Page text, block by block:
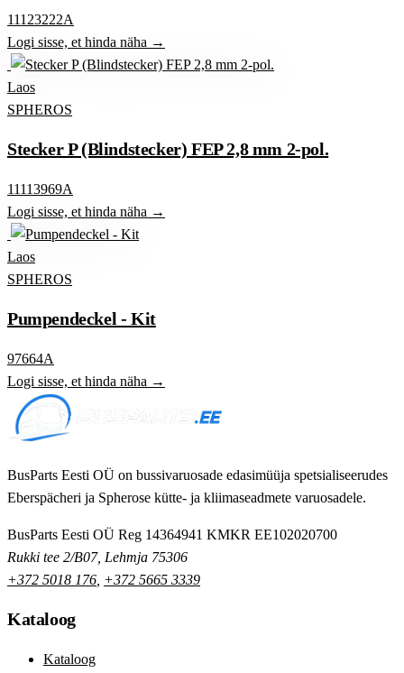
11123222A
Logi sisse, et hinda näha →
Laos
SPHEROS
Stecker P (Blindstecker) FEP 2,8 mm 2-pol.
11113969A
Logi sisse, et hinda näha →
Laos
SPHEROS
Pumpendeckel - Kit
97664A
Logi sisse, et hinda näha →
BusParts Eesti OÜ on bussivaruosade edasimüüja spetsialiseerudes
Eberspächeri ja Spherose kütte- ja kliimaseadmete varuosadele.
BusParts Eesti OÜ Reg 14364941 KMKR EE102020700
Rukki tee 2/B07, Lehmja 75306
+372 5018 176 +372 5665 3339
Kataloog
Kataloog